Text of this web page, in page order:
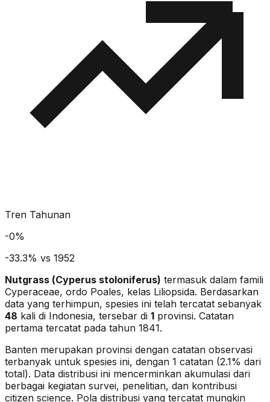
Tren Tahunan
-0%
-33.3% vs 1952
Nutgrass (Cyperus stoloniferus) termasuk dalam famili
Cyperaceae, ordo Poales, kelas Liliopsida. Berdasarkan
data yang terhimpun, spesies ini telah tercatat sebanyak
48 kali di Indonesia, tersebar di 1 provinsi. Catatan
pertama tercatat pada tahun 1841.
Banten merupakan provinsi dengan catatan observasi
terbanyak untuk spesies ini, dengan 1 catatan (2.1% dari
total). Data distribusi ini mencerminkan akumulasi dari
berbagai kegiatan survei, penelitian, dan kontribusi
citizen science. Pola distribusi yang tercatat mungkin